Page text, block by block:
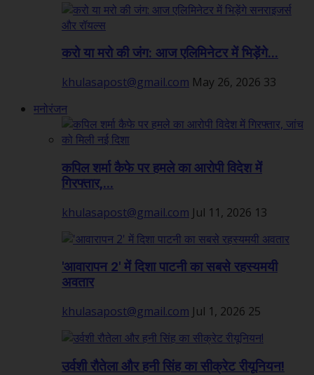
करो या मरो की जंग: आज एलिमिनेटर में भिड़ेंगे...
khulasapost@gmail.com May 26, 2026 33
मनोरंजन
कपिल शर्मा कैफे पर हमले का आरोपी विदेश में
गिरफ्तार,...
khulasapost@gmail.com Jul 11, 2026 13
'आवारापन 2' में दिशा पाटनी का सबसे रहस्यमयी
अवतार
khulasapost@gmail.com Jul 1, 2026 25
उर्वशी रौतेला और हनी सिंह का सीक्रेट रीयूनियन!